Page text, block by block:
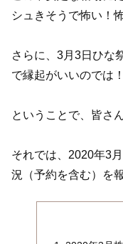
シュきそうで怖い！
さらに、3月3日ひな
で縁起がいいのでは
ということで、皆さ
それでは、2020年3
況（予約を含む）を